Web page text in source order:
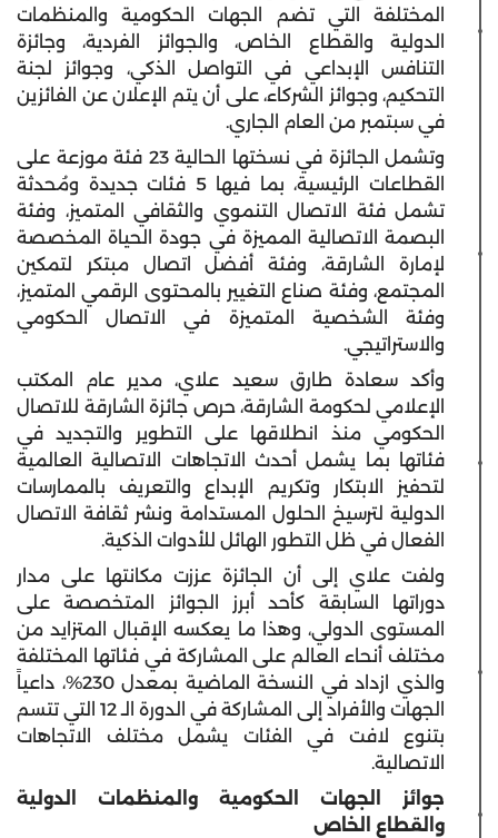
المختلفة التي تضم الجهات الحكومية والمنظمات
الدولية والقطاع الخاص، والجوائز الفردية، وجائزة
التنافس الإبداعي في التواصل الذكي، وجوائز لجنة
التحكيم، وجوائز الشركاء، على أن يتم الإعلان عن الفائزين
في سبتمبر من العام الجاري.
وتشمل الجائزة في نسختها الحالية 23 فئة موزعة على
القطاعات الرئيسية، بما فيها 5 فئات جديدة ومُحدثة
تشمل فئة الاتصال التنموي والثقافي المتميز، وفئة
البصمة الاتصالية المميزة في جودة الحياة المخصصة
لإمارة الشارقة، وفئة أفضل اتصال مبتكر لتمكين
المجتمع، وفئة صناع التغيير بالمحتوى الرقمي المتميز،
وفئة الشخصية المتميزة في الاتصال الحكومي
والاستراتيجي.
وأكد سعادة طارق سعيد علاي، مدير عام المكتب
الإعلامي لحكومة الشارقة، حرص جائزة الشارقة للاتصال
الحكومي منذ انطلاقها على التطوير والتجديد في
فئاتها بما يشمل أحدث الاتجاهات الاتصالية العالمية
لتحفيز الابتكار وتكريم الإبداع والتعريف بالممارسات
الدولية لترسيخ الحلول المستدامة ونشر ثقافة الاتصال
الفعال في ظل التطور الهائل للأدوات الذكية.
ولفت علاي إلى أن الجائزة عززت مكانتها على مدار
دوراتها السابقة كأحد أبرز الجوائز المتخصصة على
المستوى الدولي، وهذا ما يعكسه الإقبال المتزايد من
مختلف أنحاء العالم على المشاركة في فئاتها المختلفة
والذي ازداد في النسخة الماضية بمعدل 230%، داعياً
الجهات والأفراد إلى المشاركة في الدورة الـ 12 التي تتسم
بتنوع لافت في الفئات يشمل مختلف الاتجاهات
الاتصالية.
جوائز الجهات الحكومية والمنظمات الدولية
والقطاع الخاص